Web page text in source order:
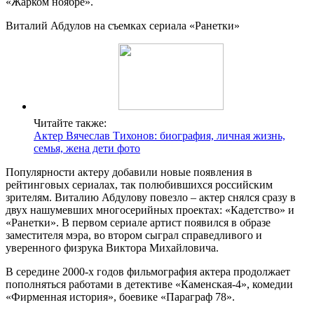
Виталий Абдулов на съемках сериала «Ранетки»
Читайте также:
Актер Вячеслав Тихонов: биография, личная жизнь,
семья, жена дети фото
Популярности актеру добавили новые появления в
рейтинговых сериалах, так полюбившихся российским
зрителям. Виталию Абдулову повезло – актер снялся сразу в
двух нашумевших многосерийных проектах: «Кадетство» и
«Ранетки». В первом сериале артист появился в образе
заместителя мэра, во втором сыграл справедливого и
уверенного физрука Виктора Михайловича.
В середине 2000-х годов фильмография актера продолжает
пополняться работами в детективе «Каменская-4», комедии
«Фирменная история», боевике «Параграф 78».